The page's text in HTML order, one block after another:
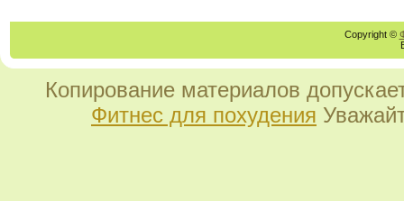
Copyright ©
Копирование материалов
Фитнес для похудения